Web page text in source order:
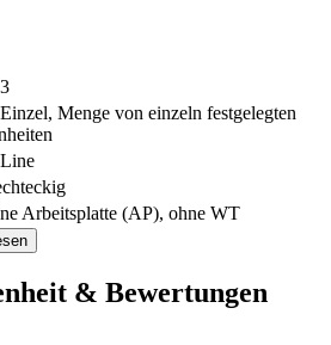
Menge von einzeln festgelegten
Arbeitsplatte (AP), ohne WT
& Bewertungen